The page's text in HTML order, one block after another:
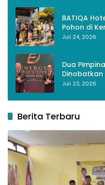
BATIQA
Pohon di
Lestarikan
Juli 24, 2026
Dua
Dinobatkan
Juli 23, 2026
Berita Terbaru